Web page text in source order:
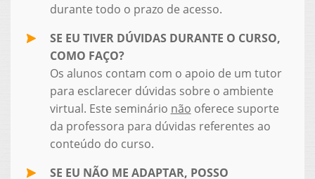
durante todo o prazo de acesso.
SE EU TIVER DÚVIDAS DURANTE O CURSO,
COMO FAÇO?
Os alunos contam com o apoio de um tutor
para esclarecer dúvidas sobre o ambiente
virtual. Este seminário não oferece suporte
da professora para dúvidas referentes ao
conteúdo do curso.
SE EU NÃO ME ADAPTAR, POSSO